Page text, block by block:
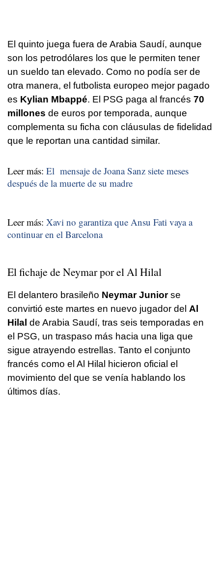
El quinto juega fuera de Arabia Saudí, aunque
son los petrodólares los que le permiten tener
un sueldo tan elevado. Como no podía ser de
otra manera, el futbolista europeo mejor pagado
es Kylian Mbappé. El PSG paga al francés 70
millones de euros por temporada, aunque
complementa su ficha con cláusulas de fidelidad
que le reportan una cantidad similar.
Leer más: El mensaje de Joana Sanz siete meses
después de la muerte de su madre
Leer más: Xavi no garantiza que Ansu Fati vaya a
continuar en el Barcelona
El fichaje de Neymar por el Al Hilal
El delantero brasileño Neymar Juniorse
convirtió este martes en nuevo jugador del Al
Hilal de Arabia Saudí, tras seis temporadas en
el PSG, un traspaso más hacia una liga que
sigue atrayendo estrellas. Tanto el conjunto
francés como el Al Hilal hicieron oficial el
movimiento del que se venía hablando los
últimos días.